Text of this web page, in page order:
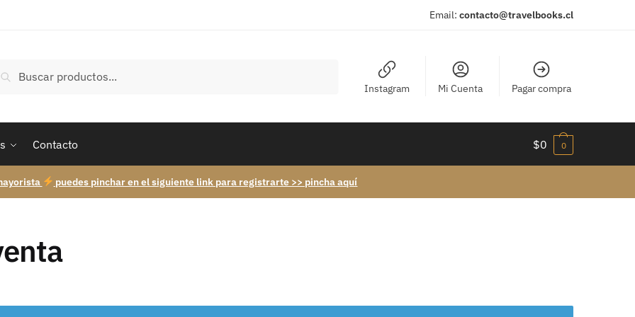
Email: contacto@travelbooks.cl
Buscar
Instagram Mi Cuenta Pagar compra
Contacto $0 0
puedes pinchar en el siguiente link para registrarte >> pincha aquí